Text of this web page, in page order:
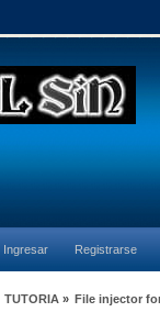
Ingresar Registrarse
TUTORIA » File injector